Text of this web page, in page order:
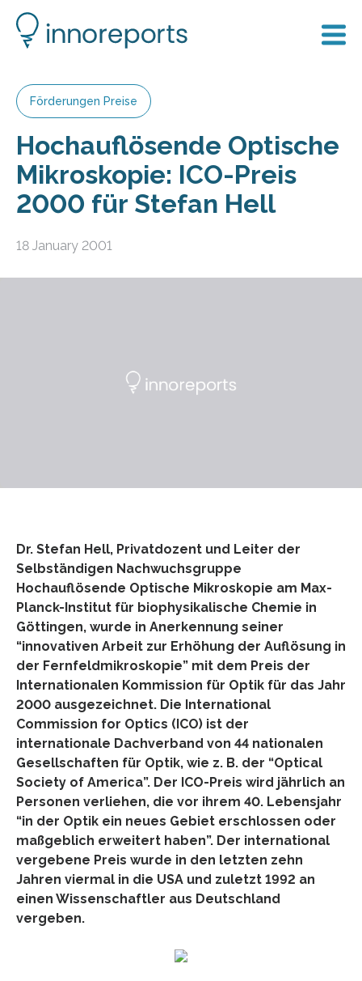
Förderungen Preise
Hochauflösende Optische
Mikroskopie: ICO-Preis
2000 für Stefan Hell
18 January 2001
Dr. Stefan Hell, Privatdozent und Leiter der
Selbständigen Nachwuchsgruppe
Hochauflösende Optische Mikroskopie am Max-
Planck-Institut für biophysikalische Chemie in
Göttingen, wurde in Anerkennung seiner
“innovativen Arbeit zur Erhöhung der Auflösung in
der Fernfeldmikroskopie” mit dem Preis der
Internationalen Kommission für Optik für das Jahr
2000 ausgezeichnet. Die International
Commission for Optics (ICO) ist der
internationale Dachverband von 44 nationalen
Gesellschaften für Optik, wie z. B. der “Optical
Society of America”. Der ICO-Preis wird jährlich an
Personen verliehen, die vor ihrem 40. Lebensjahr
“in der Optik ein neues Gebiet erschlossen oder
maßgeblich erweitert haben”. Der international
vergebene Preis wurde in den letzten zehn
Jahren viermal in die USA und zuletzt 1992 an
einen Wissenschaftler aus Deutschland
vergeben.